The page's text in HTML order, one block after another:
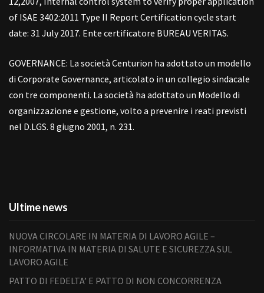
of ISAE 3402:2011 Type II Report Certification cycle start
date: 31 July 2017. Ente certificatore BUREAU VERITAS.
GOVERNANCE: La società Centurion ha adottato un modello
di Corporate Governance, articolato in un collegio sindacale
con tre componenti. La società ha adottato un Modello di
organizzazione e gestione, volto a prevenire i reati previsti
nel D.LGS. 8 giugno 2001, n. 231.
Ultime news
NUOVA CIRCOLARE IN MATERIA DI LAVORO AGILE –
INFORMATIVA IN MATERIA DI SALUTE E SICUREZZA SUL
LAVORO AGILE
PATTO DI FEDELTA’ E PATTO DI NON CONCORRENZA